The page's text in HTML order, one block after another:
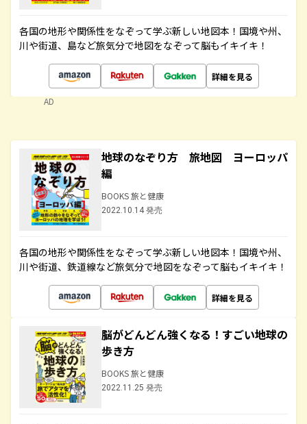
各国の地形や関係性をなぞって学ぶ新しい地図本！国境や州、
川や街道、島など旅気分で地図をなぞって脳もイキイキ！
詳細を見る
AD
地球のなぞり方 旅地図 ヨーロッパ
編
BOOKS 旅と健康
2022.10.14 発売
各国の地形や関係性をなぞって学ぶ新しい地図本！国境や州、
川や街道、鉄道線など旅気分で地図をなぞって脳もイキイキ！
詳細を見る
脳がどんどん強くなる！すごい地球の
歩き方
BOOKS 旅と健康
2022.11.25 発売